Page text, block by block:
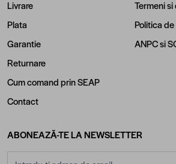
Livrare
Plata
Garantie
Returnare
Cum comand prin SEAP
Contact
Termeni
Politica
ANPCsi
ABONEAZĂ-TE LA NEWSLETTER